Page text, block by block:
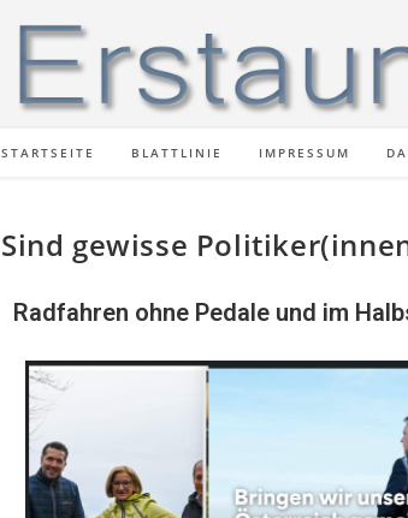
STARTSEITE BLATTLINIE IMPRESSUM
Sind gewisse
Radfahren ohne Pedale und im